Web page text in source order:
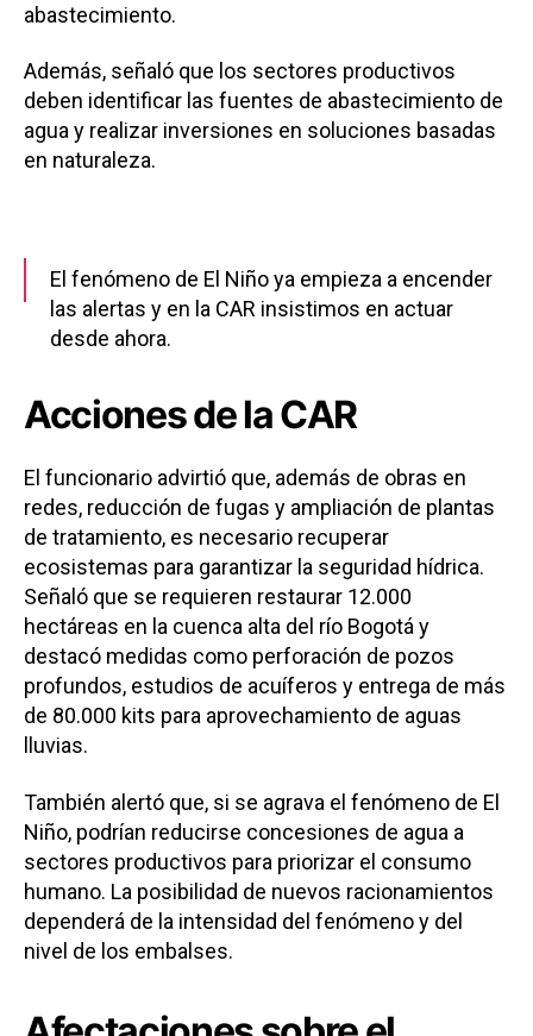
abastecimiento.
Además, señaló que los sectores productivos
deben identificar las fuentes de abastecimiento de
agua y realizar inversiones en soluciones basadas
en naturaleza.
El fenómeno de El Niño ya empieza a encender
las alertas y en la CAR insistimos en actuar
desde ahora.
El riesgo no solo impacta el consumo de agua en
los hogares, sino también la producción
del país.https://t.co/mgX6bJQmFn
pic.twitter.com/ZmUwtyxYXP
— CAR Cundinamarca (@CAR_Cundi)May 15,
2026
Acciones de la CAR
El funcionario advirtió que, además de obras en
redes, reducción de fugas y ampliación de plantas
de tratamiento, es necesario recuperar
ecosistemas para garantizar la seguridad hídrica.
Señaló que se requieren restaurar 12.000
hectáreas en la cuenca alta del río Bogotá y
destacó medidas como perforación de pozos
profundos, estudios de acuíferos y entrega de más
de 80.000 kits para aprovechamiento de aguas
lluvias.
También alertó que, si se agrava el fenómeno de El
Niño, podrían reducirse concesiones de agua a
sectores productivos para priorizar el consumo
humano. La posibilidad de nuevos racionamientos
dependerá de la intensidad del fenómeno y del
nivel de los embalses.